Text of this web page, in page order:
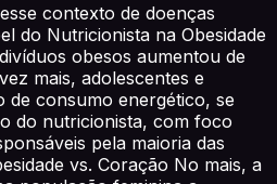
contexto de doenças
do Nutricionista na Obesidade
obesos aumentou de
mais, adolescentes e
de consumo energético, se
do nutricionista, com foco
pela maioria das
vs. Coração No mais, a